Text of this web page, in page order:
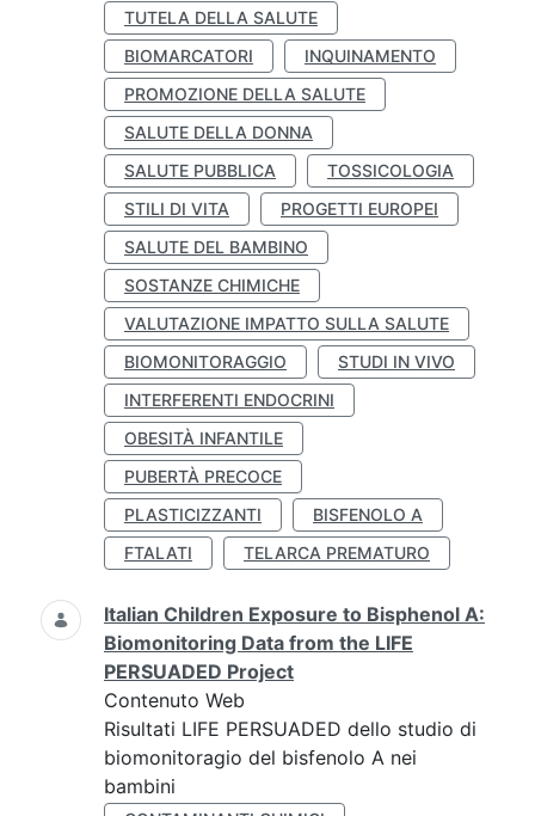
TUTELA DELLA SALUTE
BIOMARCATORI
INQUINAMENTO
PROMOZIONE DELLA SALUTE
SALUTE DELLA DONNA
SALUTE PUBBLICA
TOSSICOLOGIA
STILI DI VITA
PROGETTI EUROPEI
SALUTE DEL BAMBINO
SOSTANZE CHIMICHE
VALUTAZIONE IMPATTO SULLA SALUTE
BIOMONITORAGGIO
STUDI IN VIVO
INTERFERENTI ENDOCRINI
OBESITÀ INFANTILE
PUBERTÀ PRECOCE
PLASTICIZZANTI
BISFENOLO A
FTALATI
TELARCA PREMATURO
Italian Children Exposure to Bisphenol A:
Biomonitoring Data from the LIFE
PERSUADED Project
Contenuto Web
Risultati LIFE PERSUADED dello studio di
biomonitoragio del bisfenolo A nei
bambini